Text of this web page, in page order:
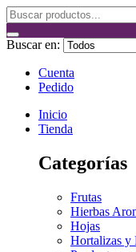
Buscar en:
Cuenta
Pedido
Inicio
Tienda
Categorías
Frutas
Hierbas
Hojas
Hortalizas y